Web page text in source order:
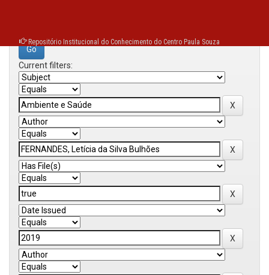
Repositório Institucional do Conhecimento do Centro Paula Souza
Current filters: